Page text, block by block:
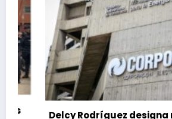
Delcy Rodríguez designa